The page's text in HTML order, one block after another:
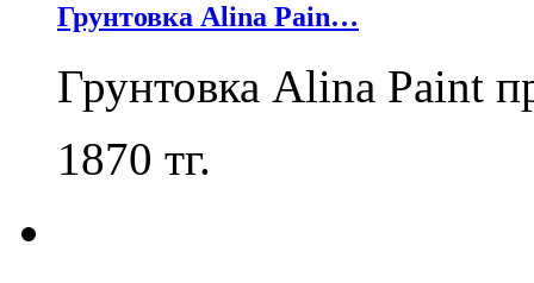
Грунтовка Alina Pain…
Грунтовка Alina Paint
1870 тг.